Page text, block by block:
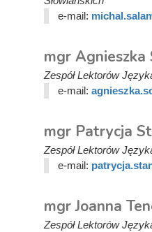
e-mail:
mgr Agnieszka
Zespół Lektorów
e-mail:
mgr Patrycja
Zespół Lektorów
e-mail:
mgr Joanna
Zespół Lektorów